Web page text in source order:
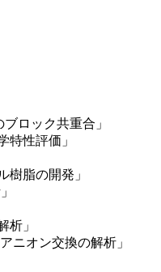
ロック共重合」
性評価」
脂の開発」
析」
ニオン交換の解析」